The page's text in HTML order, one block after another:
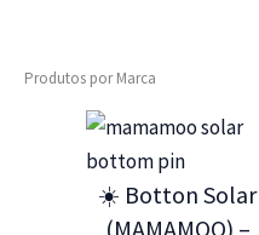
Produtos por Marca
☀️ Botton Solar
(MAMAMOO) –